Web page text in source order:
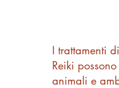
I trattamenti
Reiki
animali e